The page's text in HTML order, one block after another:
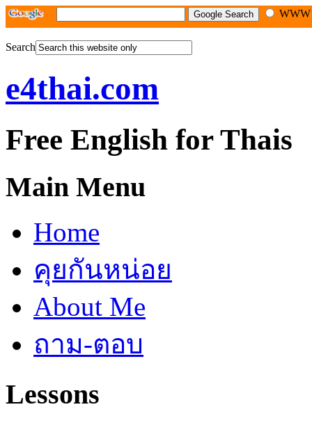
Search
e4thai.com
Free English for Thais
Main Menu
Home
คุยกันหน่อย
About Me
ถาม-ตอบ
Lessons